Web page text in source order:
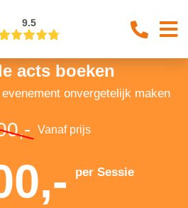
9.5
acts boeken
onvergetelijk maken
Vanaf prijs
per Sessie